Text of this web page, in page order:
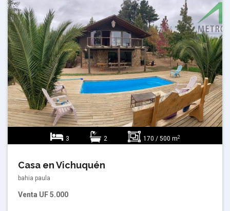
3 2 170 / 500 m2
Casa en Vichuquén
bahia paula
Venta UF 5.000